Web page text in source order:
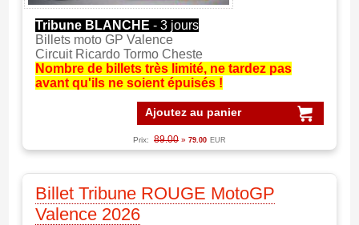
Tribune BLANCHE - 3 jours
Billets moto GP Valence
Circuit Ricardo Tormo Cheste
Nombre de billets très limité, ne tardez pas
avant qu'ils ne soient épuisés !
Ajoutez au panier
Prix: 89.00 » 79.00 EUR
Billet Tribune ROUGE MotoGP
Valence 2026